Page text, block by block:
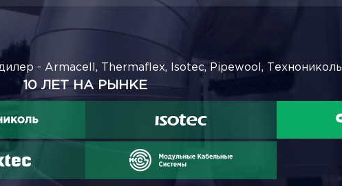
- Armacell, Thermaflex, Isotec, Pipewool, Технониколь
10 ЛЕТ НА РЫНКЕ